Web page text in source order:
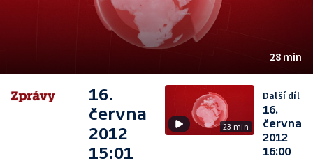
28 min
16.
června
2012
15:01
23 min
Další díl
16.
června
2012
16:00